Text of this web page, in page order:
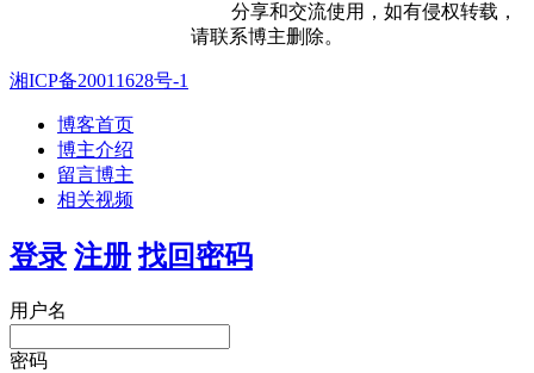
分享和交流使用，如有侵权转载，
请联系博主删除。
湘ICP备20011628号-1
博客首页
博主介绍
留言博主
相关视频
登录 注册 找回密码
用户名
密码